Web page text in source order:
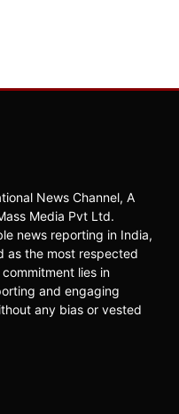
News Channel, A
Media Pvt Ltd.
news reporting in India,
as the most respected
lies in
and engaging
any bias or vested